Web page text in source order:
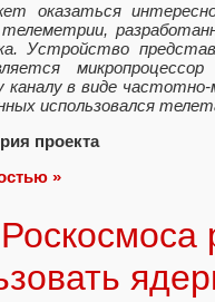
оказаться
Устройство
в виде частотно-
использовался
проекта
»